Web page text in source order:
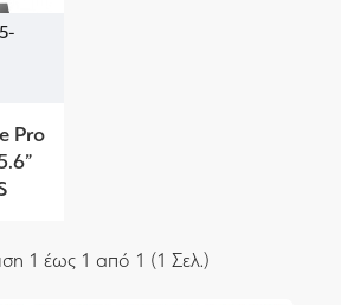
Pro
1 έως 1 από 1 (1 Σελ.)